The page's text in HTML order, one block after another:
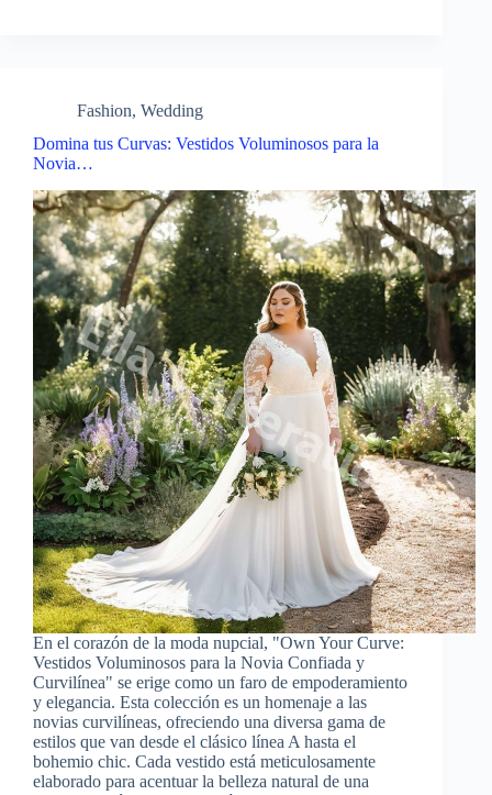
Fashion, Wedding
Domina tus Curvas: Vestidos Voluminosos para la
Novia…
En el corazón de la moda nupcial, "Own Your Curve:
Vestidos Voluminosos para la Novia Confiada y
Curvilínea" se erige como un faro de empoderamiento
y elegancia. Esta colección es un homenaje a las
novias curvilíneas, ofreciendo una diversa gama de
estilos que van desde el clásico línea A hasta el
bohemio chic. Cada vestido está meticulosamente
elaborado para acentuar la belleza natural de una